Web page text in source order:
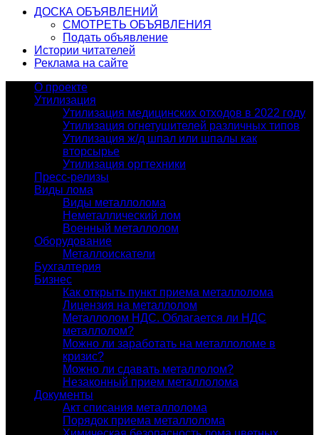
ДОСКА ОБЪЯВЛЕНИЙ
СМОТРЕТЬ ОБЪЯВЛЕНИЯ
Подать объявление
Истории читателей
Реклама на сайте
О проекте
Утилизация
Утилизация медицинских отходов в 2022 году
Утилизация огнетушителей различных типов
Утилизация ж/д шпал или шпалы как
вторсырье
Утилизация оргтехники
Пресс-релизы
Виды лома
Виды металлолома
Неметаллический лом
Военный металлолом
Оборудование
Металлоискатели
Бухгалтерия
Бизнес
Как открыть пункт приема металлолома
Лицензия на металлолом
Металлолом НДС. Облагается ли НДС
металлолом?
Можно ли заработать на металлоломе в
кризис?
Можно ли сдавать металлолом?
Незаконный прием металлолома
Документы
Акт списания металлолома
Порядок приема металлолома